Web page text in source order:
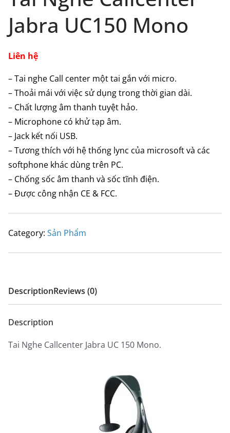
Jabra UC150 Mono
Liên hệ
– Tai nghe Call center một tai gắn với micro.
– Thoải mái với việc sử dụng trong thời gian dài.
– Chất lượng âm thanh tuyệt hảo.
– Microphone có khử tạp âm.
– Jack kết nối USB.
– Tương thích với hệ thống lync của microsoft và các
softphone khác dùng trên PC.
– Chống sốc âm thanh và sốc tĩnh điện.
– Được công nhận CE & FCC.
Category: Sản Phẩm
DescriptionReviews (0)
Description
Tai Nghe Callcenter Jabra UC 150 Mono.